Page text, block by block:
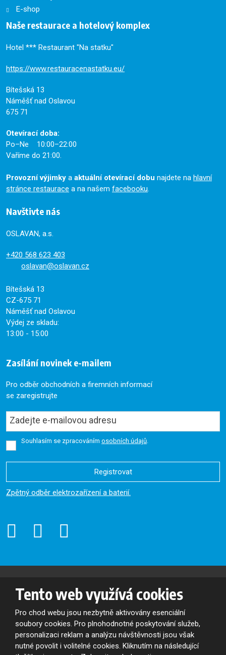
E-shop
Naše restaurace a hotelový komplex
Hotel *** Restaurant "Na statku"
https://www.restauracenastatku.eu/
Bítešská 13
Náměšť nad Oslavou
675 71
Otevírací doba:
Po–Ne 10:00–22:00
Vaříme do 21:00.
Provozní výjimky a aktuální otevírací dobu najdete na hlavní
stránce restaurace a na našem facebooku
Navštivte nás
OSLAVAN, a.s.
+420 568 623 403
oslavan@oslavan.cz
Bítešská 13
CZ-675 71
Náměšť nad Oslavou
Výdej ze skladu:
13:00 - 15:00
Zasílání novinek e-mailem
Pro odběr obchodních a firemních informací
se zaregistrujte
Souhlasím se zpracováním osobních údajů
Registrovat
Formulář
odeslat.
Zpětný odběr elektrozařízení a baterií.
Mapa stránek|Podmínky použití
VYROBILA
Tento web je chráněn pomocí Google ReCAPTCHA a platí pro něj
Tento web využívá cookies
Pro chod webu jsou nezbytně aktivovány esenciální
soubory cookies. Pro plnohodnotné poskytování služeb,
personalizaci reklam a analýzu návštěvnosti jsou však
nutné povolit i volitelné cookies. Kliknutím na následující